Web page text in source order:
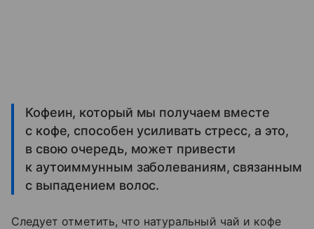
Кофеин, который мы получаем вместе
с кофе, способен усиливать стресс, а это,
в свою очередь, может привести
к аутоиммунным заболеваниям, связанным
с выпадением волос.
Следует отметить, что натуральный чай и кофе